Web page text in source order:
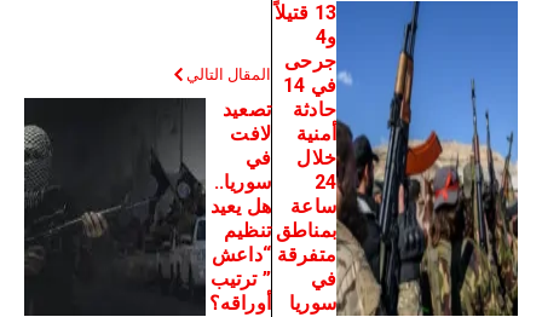
13 قتيلاً
و4
جرحى
في 14
حادثة
أمنية
خلال
24
ساعة
بمناطق
متفرقة
في
سوريا
المقال التالي
تصعيد
لافت
في
سوريا..
هل يعيد
تنظيم
“داعش
” ترتيب
أوراقه؟